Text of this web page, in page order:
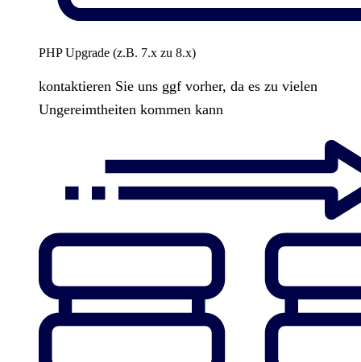
PHP Upgrade (z.B. 7.x zu 8.x)
kontaktieren Sie uns ggf vorher, da es zu vielen
Ungereimtheiten kommen kann